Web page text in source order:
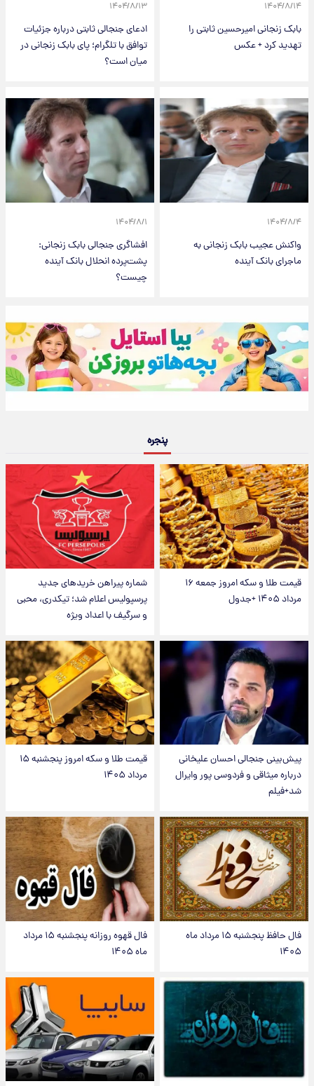
۱۴۰۴/۸/۱۴
بابک زنجانی امیرحسین ثابتی را
تهدید کرد + عکس
۱۴۰۴/۸/۱۳
ادعای جنجالی ثابتی درباره جزئیات
توافق با تلگرام؛ پای بابک زنجانی در
میان است؟
۱۴۰۴/۸/۴
واکنش عجیب بابک زنجانی به
ماجرای بانک آینده
۱۴۰۴/۸/۱
افشاگری جنجالی بابک زنجانی:
پشت‌پرده انحلال بانک آینده
چیست؟
پنجره
قیمت طلا و سکه امروز جمعه ۱۶
مرداد ۱۴۰۵ +جدول
شماره پیراهن خریدهای جدید
پرسپولیس اعلام شد؛ تیکدری، محبی
و سرگیف با اعداد ویژه
پیش‌بینی جنجالی احسان علیخانی
درباره میثاقی و فردوسی پور وایرال
شد+فیلم
قیمت طلا و سکه امروز پنجشنبه ۱۵
مرداد ۱۴۰۵
فال حافظ پنجشنبه ۱۵ مرداد ماه
۱۴۰۵
فال قهوه روزانه پنجشنبه ۱۵ مرداد
ماه ۱۴۰۵